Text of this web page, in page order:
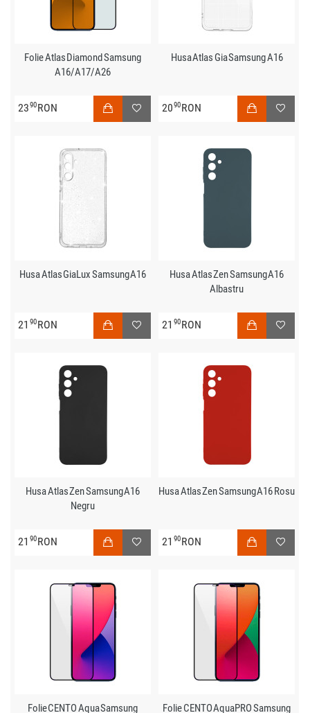
Folie Atlas Diamond Samsung
A16/A17/A26
2390RON
Husa Atlas Gia Samsung A16
2090RON
Husa Atlas GiaLux Samsung A16
21 90RON
Husa Atlas Zen Samsung A16
Albastru
21 90RON
Husa Atlas Zen Samsung A16
Negru
21 90RON
Husa Atlas Zen Samsung A16 Rosu
21 90RON
Folie CENTO Aqua Samsung Folie CENTO AquaPRO Samsung